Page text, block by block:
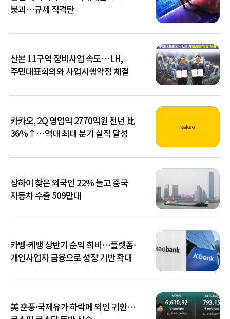
붕괴…규제 직격탄
산본 11구역 정비사업 속도…LH,
주민대표회의와 사업시행약정 체결
카카오, 2Q 영업익 2770억원 전년 比
36%↑…역대 최대 분기 실적 달성
상하이 찾은 외국인 22% 늘고 중국
자동차 수출 509만대
카뱅·케뱅 상반기 순익 희비…플랫폼·
개인사업자 금융으로 성장 기반 확대
美 훈풍·국제유가 하락에 외인 귀환…